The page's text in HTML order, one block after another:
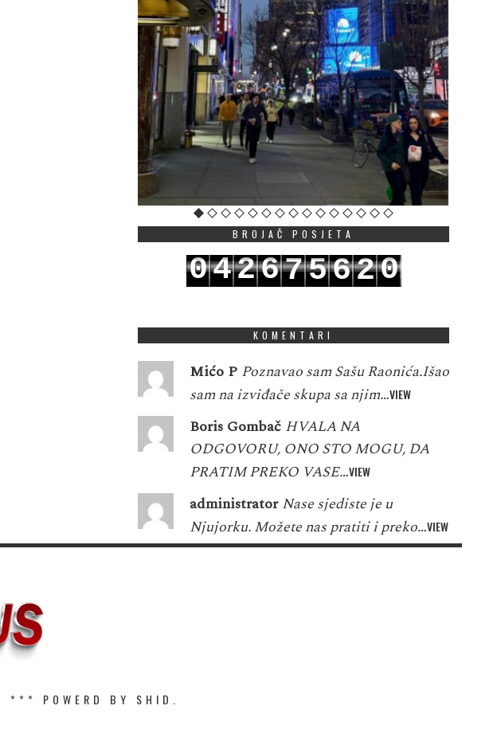
BROJAČ POSJETA
042675620
KOMENTARI
Mićo P Poznavao sam Sašu Raonića.Išao
sam na izviđače skupa sa njim…VIEW
Boris Gombač HVALA NA
ODGOVORU, ONO STO MOGU, DA
PRATIM PREKO VASE…VIEW
administrator Nase sjediste je u
Njujorku. Možete nas pratiti i preko…VIEW
*** POWERD BY SHID.